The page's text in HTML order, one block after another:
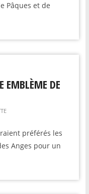
Pâques et de
EMBLÈME DE
préférés les
Anges pour un